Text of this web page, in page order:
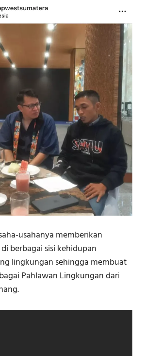
usahanya memberikan
berbagai sisi kehidupan
lingkungan sehingga membuat
Pahlawan Lingkungan dari